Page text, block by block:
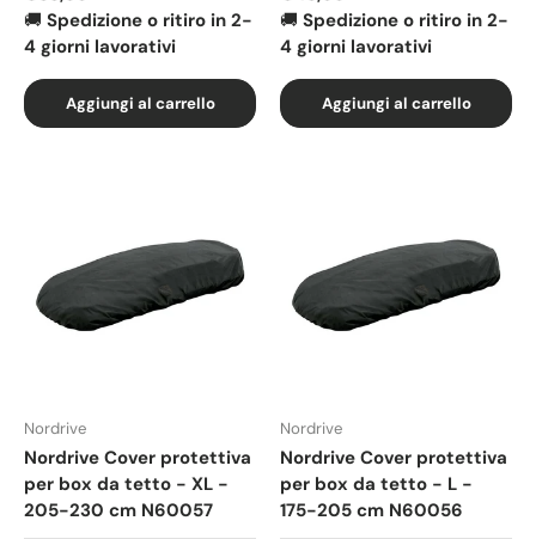
🚚 Spedizione o ritiro in 2-
4 giorni lavorativi
Aggiungi al carrello
🚚 Spedizione o ritiro in 2-
4 giorni lavorativi
Aggiungi al carrello
Nordrive
Nordrive Cover protettiva
per box da tetto - XL -
205-230 cm N60057
Nordrive
Nordrive Cover protettiva
per box da tetto - L -
175-205 cm N60056